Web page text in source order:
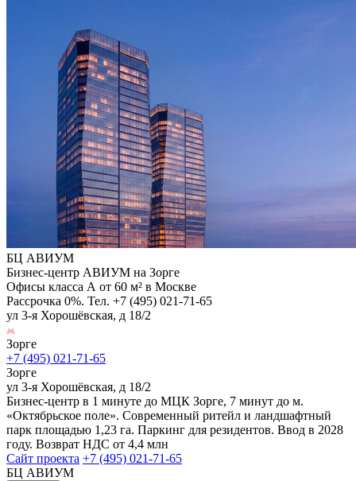
БЦ АВИУМ
Бизнес-центр АВИУМ на Зорге
Офисы класса А от 60 м² в Москве
Рассрочка 0%. Тел. +7 (495) 021-71-65
ул 3-я Хорошёвская, д 18/2
Зорге
+7 (495) 021-71-65
Зорге
ул 3-я Хорошёвская, д 18/2
Бизнес-центр в 1 минуте до МЦК Зорге, 7 минут до м.
«Октябрьское поле». Современный ритейл и ландшафтный
парк площадью 1,23 га. Паркинг для резидентов. Ввод в 2028
году. Возврат НДС от 4,4 млн
Сайт проекта +7 (495) 021-71-65
БЦ АВИУМ